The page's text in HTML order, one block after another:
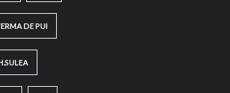
DE PUI